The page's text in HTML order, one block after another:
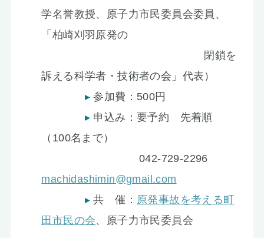
学名誉教授、原子力市民委員会委員、
「柏崎刈羽原発の
閉鎖を
訴える科学者・技術者の会」代表）
参加費：500円
申込み：要予約 先着順
（100名まで）
042-729-2296
machidashimin@gmail.com
共 催： 原発事故を考える町
田市民の会、原子力市民委員会